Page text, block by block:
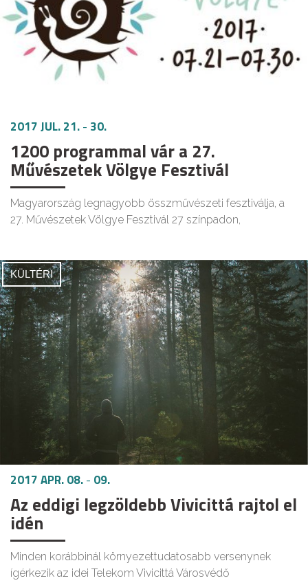
2017 JUL. 21.- 30.
1200 programmal vár a 27.
Művészetek Völgye Fesztivál
Magyarország legnagyobb összművészeti fesztiválja, a
27. Művészetek Völgye Fesztivál 27 színpadon,
KÜLTÉRI
2017 APR. 08.- 09.
Az eddigi legzöldebb Vivicittá rajtol el
idén
Minden korábbinál környezettudatosabb versenynek
ígérkezik az idei Telekom Vivicittá Városvédő